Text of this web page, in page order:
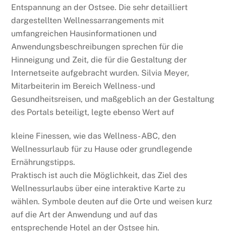
Entspannung an der Ostsee. Die sehr detailliert
dargestellten Wellnessarrangements mit
umfangreichen Hausinformationen und
Anwendungsbeschreibungen sprechen für die
Hinneigung und Zeit, die für die Gestaltung der
Internetseite aufgebracht wurden. Silvia Meyer,
Mitarbeiterin im Bereich Wellness- und
Gesundheitsreisen, und maßgeblich an der Gestaltung
des Portals beteiligt, legte ebenso Wert auf
kleine Finessen, wie das Wellness- ABC, den
Wellnessurlaub für zu Hause oder grundlegende
Ernährungstipps.
Praktisch ist auch die Möglichkeit, das Ziel des
Wellnessurlaubs über eine interaktive Karte zu
wählen. Symbole deuten auf die Orte und weisen kurz
auf die Art der Anwendung und auf das
entsprechende Hotel an der Ostsee hin.